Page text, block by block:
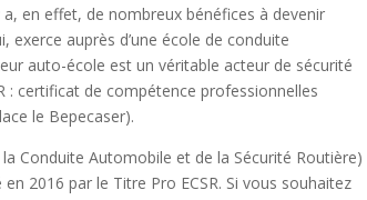
en effet, de nombreux bénéfices à devenir
exerce auprès d’une école de conduite
auto-école est un véritable acteur de sécurité
: certificat de compétence professionnelles
le Bepecaser).
la Conduite Automobile et de la Sécurité Routière)
2016 par le Titre Pro ECSR. Si vous souhaitez